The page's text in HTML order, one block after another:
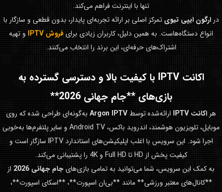
تنها با اینترنت فراهم می‌کند.
درارگون ایپی تیوی تمرکز اصلی بر ارائه تجربه‌ای پایدار، بدون قطعی و سازگار با
انواع دستگاه‌هاست. به همین دلیل، کاربران زیادی برای فروش IPTV
و تهیه
اشتراک‌های حرفه‌ای، این برند را انتخاب می‌کنند.
اکانت IPTV با کیفیت بالا و دسترسی گسترده به
بازی‌های **جام جهانی 2026**
هر اکانت IPTV ارائه‌شده توسط Argon IPTV به‌گونه‌ای طراحی شده که روی
موبایل، تلویزیون هوشمند، اندروید باکس، Android TV و سایر پلتفرم‌ها به‌خوبی
اجرا شود. این سرویس با اغلب اپلیکیشن‌های استاندارد IPTV سازگار است و
کیفیت پخش از HD تا Full HD و 4K را پشتیبانی می‌کند.
به کمک این سرویس، شما می‌توانید به تمامی بازی‌های جام جهانی 2026
از
**کانال‌های معتبر ورزشی** مانند **بی‌ان اسپورت**، **اسکای اسپورت**،